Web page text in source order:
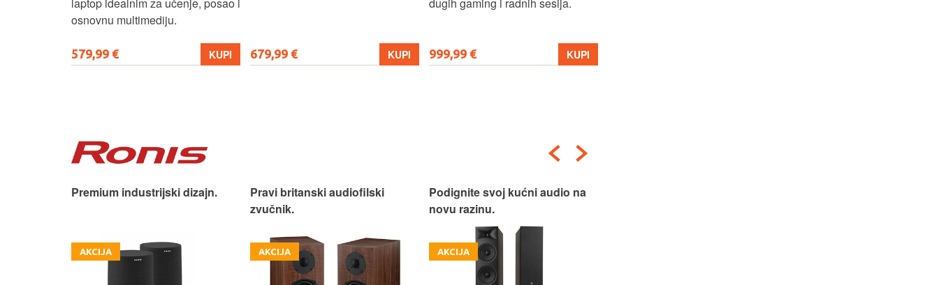
679,99 € KUPI 999,99 € KUPI 699,99 € KUPI
Pravi britanski audiofilski
AKCIJA
Podignite svoj kućni audio na
novu razinu.
AKCIJA
Nasljednik legendarnih Speaker
Box 5 zvučnika.
AKCIJA